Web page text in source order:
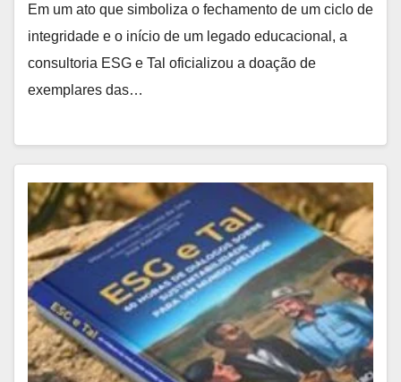
Em um ato que simboliza o fechamento de um ciclo de
integridade e o início de um legado educacional, a
consultoria ESG e Tal oficializou a doação de
exemplares das…